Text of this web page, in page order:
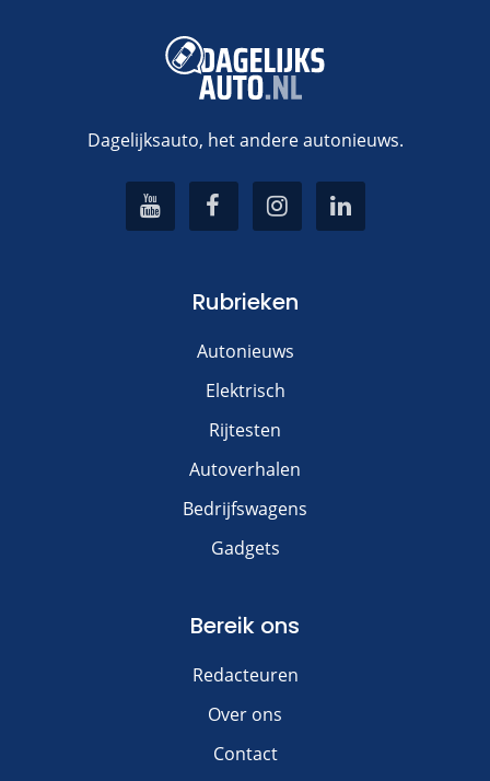
Dagelijksauto, het andere autonieuws.
Rubrieken
Autonieuws
Elektrisch
Rijtesten
Autoverhalen
Bedrijfswagens
Gadgets
Bereik ons
Redacteuren
Over ons
Contact